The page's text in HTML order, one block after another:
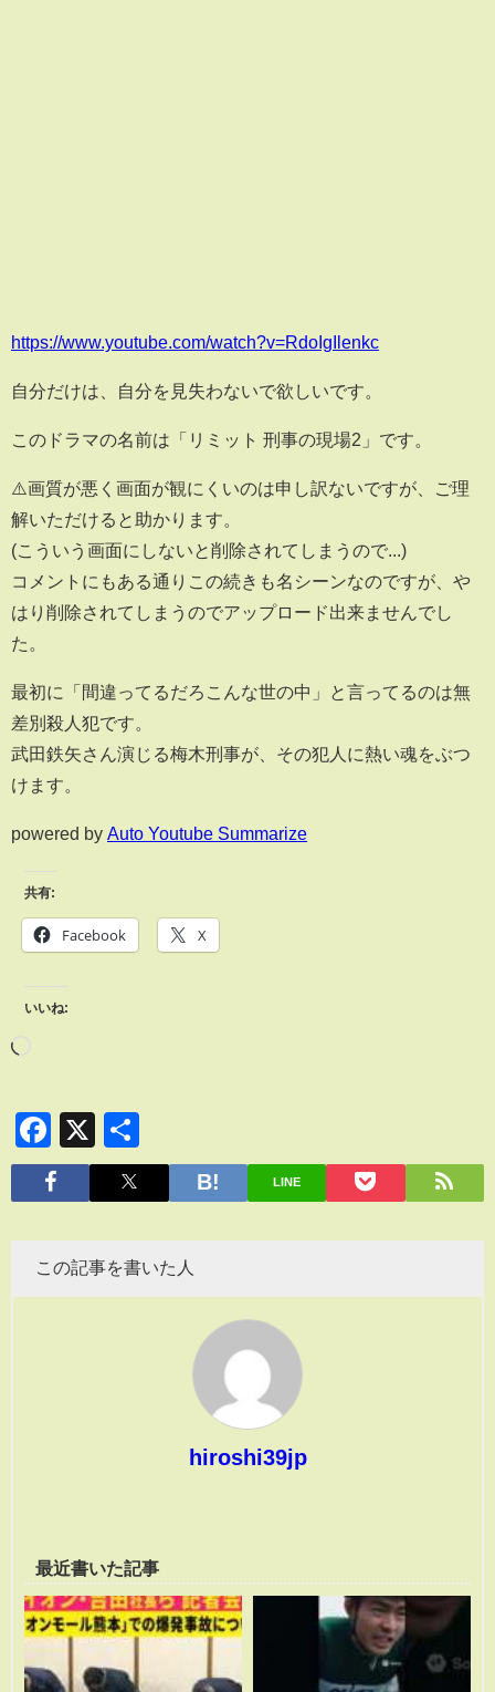
https://www.youtube.com/watch?v=RdoIgIlenkc
自分だけは、自分を見失わないで欲しいです。
このドラマの名前は「リミット 刑事の現場2」です。
⚠️画質が悪く画面が観にくいのは申し訳ないですが、ご理
解いただけると助かります。
(こういう画面にしないと削除されてしまうので...)
コメントにもある通りこの続きも名シーンなのですが、や
はり削除されてしまうのでアップロード出来ませんでし
た。
最初に「間違ってるだろこんな世の中」と言ってるのは無
差別殺人犯です。
武田鉄矢さん演じる梅木刑事が、その犯人に熱い魂をぶつ
けます。
powered by Auto Youtube Summarize
共有:
Facebook X
いいね:
Facebook
X
有
LINE
この記事を書いた人
hiroshi39jp
最近書いた記事